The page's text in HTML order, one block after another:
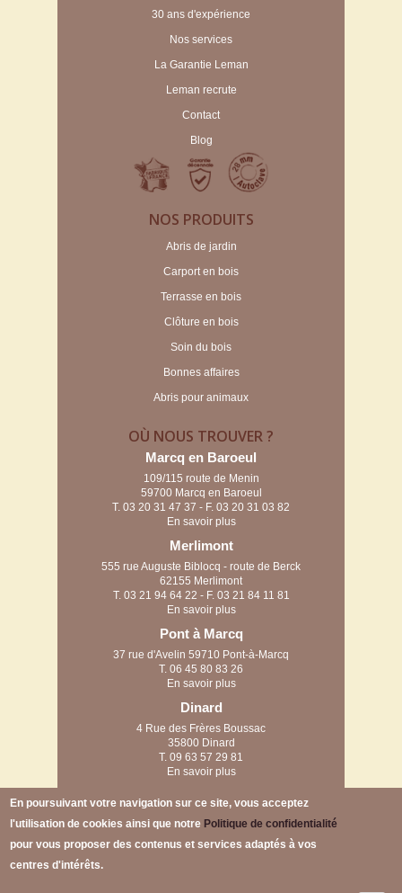
30 ans d'expérience
Nos services
La Garantie Leman
Leman recrute
Contact
Blog
NOS PRODUITS
Abris de jardin
Carport en bois
Terrasse en bois
Clôture en bois
Soin du bois
Bonnes affaires
Abris pour animaux
OÙ NOUS TROUVER ?
Marcq en Baroeul
109/115 route de Menin
59700 Marcq en Baroeul
T. 03 20 31 47 37 - F. 03 20 31 03 82
En savoir plus
Merlimont
555 rue Auguste Biblocq - route de Berck
62155 Merlimont
T. 03 21 94 64 22 - F. 03 21 84 11 81
En savoir plus
Pont à Marcq
37 rue d'Avelin 59710 Pont-à-Marcq
T. 06 45 80 83 26
En savoir plus
Dinard
4 Rue des Frères Boussac
35800 Dinard
T. 09 63 57 29 81
En savoir plus
Arras
62223 Anzin-Saint-Aubin
En poursuivant votre navigation sur ce site, vous acceptez
l'utilisation de cookies ainsi que notre Politique de confidentialité
pour vous proposer des contenus et services adaptés à vos
centres d'intérêts.